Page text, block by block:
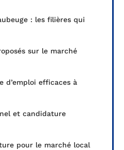
: les filières qui
sur le marché
d’emploi efficaces à
et candidature
pour le marché local